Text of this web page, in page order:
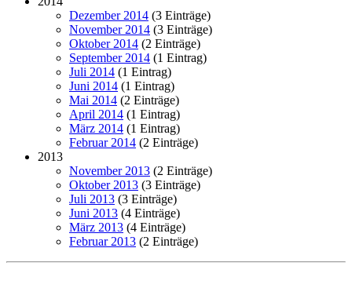
Dezember 2014 (3 Einträge)
November 2014 (3 Einträge)
Oktober 2014 (2 Einträge)
September 2014 (1 Eintrag)
Juli 2014 (1 Eintrag)
Juni 2014 (1 Eintrag)
Mai 2014 (2 Einträge)
April 2014 (1 Eintrag)
März 2014 (1 Eintrag)
Februar 2014 (2 Einträge)
2013
November 2013 (2 Einträge)
Oktober 2013 (3 Einträge)
Juli 2013 (3 Einträge)
Juni 2013 (4 Einträge)
März 2013 (4 Einträge)
Februar 2013 (2 Einträge)